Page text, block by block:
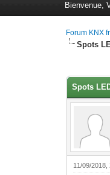
Bienvenue,
Forum KNX
Spots
Spots
11/09/2018,